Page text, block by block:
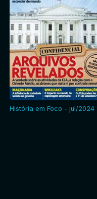
História em Foco - jul/2024